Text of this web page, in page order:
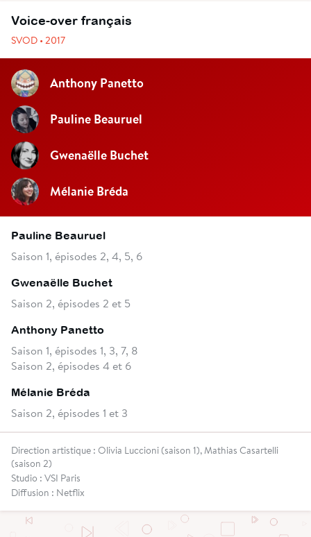
Voice-over français
SVOD • 2017
Anthony Panetto
Pauline Beauruel
Gwenaëlle Buchet
Mélanie Bréda
Pauline Beauruel
Saison 1, épisodes 2, 4, 5, 6
Gwenaëlle Buchet
Saison 2, épisodes 2 et 5
Anthony Panetto
Saison 1, épisodes 1, 3, 7, 8
Saison 2, épisodes 4 et 6
Mélanie Bréda
Saison 2, épisodes 1 et 3
Direction artistique : Olivia Luccioni (saison 1), Mathias Casartelli
(saison 2)
Studio : VSI Paris
Diffusion : Netflix